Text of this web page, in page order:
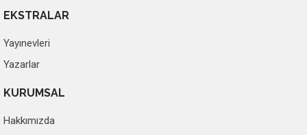
EKSTRALAR
Yayınevleri
Yazarlar
KURUMSAL
Hakkımızda